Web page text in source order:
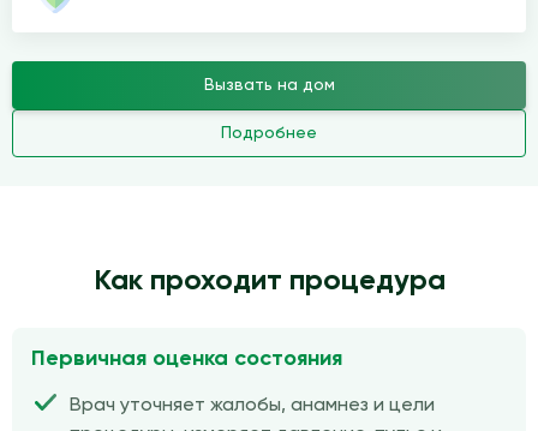
Вызвать на дом
Подробнее
Как проходит процедура
Первичная оценка состояния
Врач уточняет жалобы, анамнез и цели